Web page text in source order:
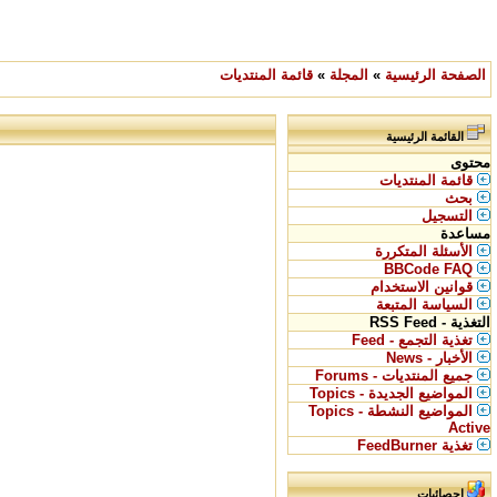
الصفحة الرئيسية » المجلة » قائمة المنتديات
القائمة الرئيسية
محتوى
قائمة المنتديات
بحث
التسجيل
مساعدة
الأسئلة المتكررة
قوانين الاستخدام
السياسة المتبعة
التغذية - RSS Feed
تغذية التجمع - Feed
الأخبار - News
جميع المنتديات - Forums
المواضيع الجديدة - Topics
المواضيع النشطة - Topics
Active
تغذية FeedBurner
إحصائيات